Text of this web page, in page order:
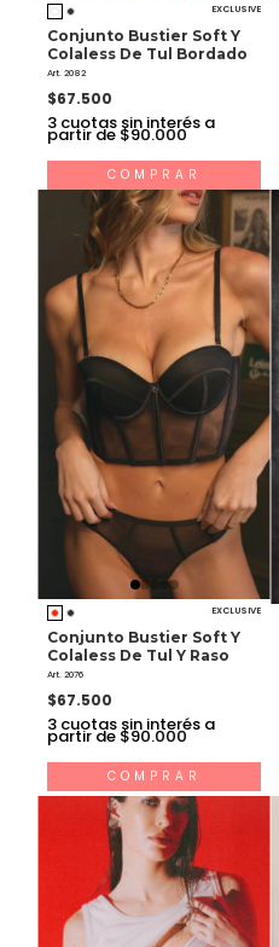
EXCLUSIVE
Conjunto Bustier Soft Y
Colaless De Tul Bordado
Art. 2082
$67.500
3 cuotas sin interés a
partir de $90.000
COMPRAR
EXCLUSIVE
Conjunto Bustier Soft Y
Colaless De Tul Y Raso
Art. 2076
$67.500
3 cuotas sin interés a
partir de $90.000
COMPRAR